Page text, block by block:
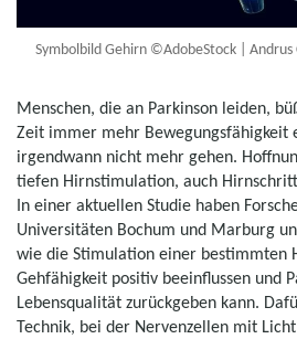
Symbolbild Gehirn ©AdobeStock | Andrus
Menschen, die an Parkinson leiden,
Zeit immer mehr Bewegungsfähigkeit
irgendwann nicht mehr gehen.
tiefen Hirnstimulation, auch
In einer aktuellen Studie haben
Universitäten Bochum und Marburg
wie die Stimulation einer bestimmten
Gehfähigkeit positiv beeinflussen und
Lebensqualität zurückgeben kann.
Technik, bei der Nervenzellen mit